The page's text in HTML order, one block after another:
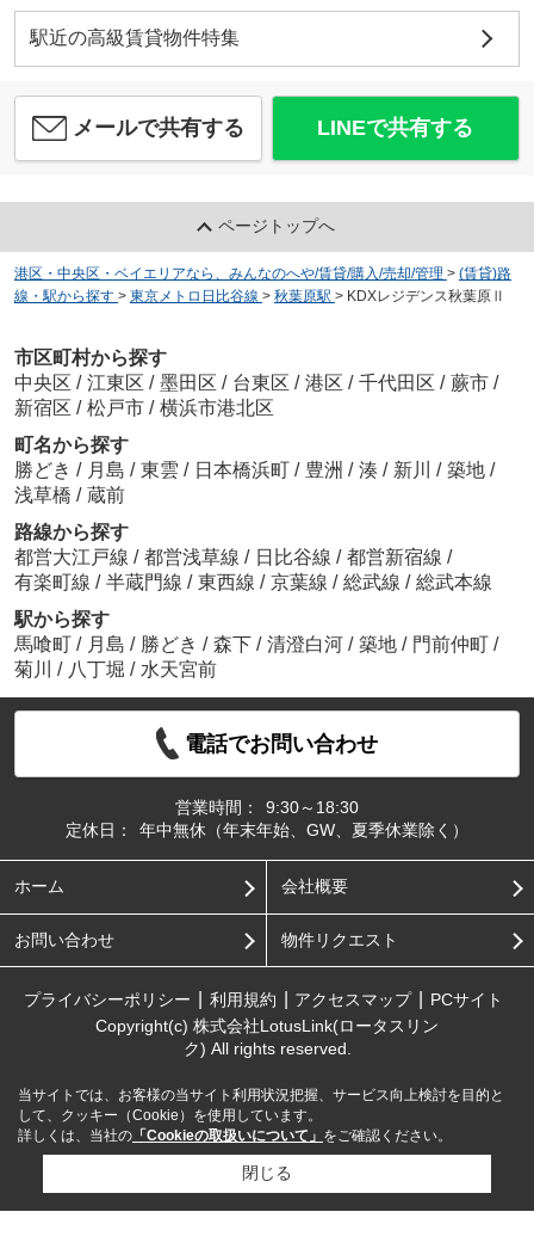
駅近の高級賃貸物件特集
メールで共有する LINEで共有する
ページトップへ
港区・中央区・ベイエリアなら、みんなのへや/賃貸/購入/売却/管理 > (賃貸)路
線・駅から探す > 東京メトロ日比谷線 > 秋葉原駅 > KDXレジデンス秋葉原Ⅱ
市区町村から探す
中央区 / 江東区 / 墨田区 / 台東区 / 港区 / 千代田区 / 蕨市 /
新宿区 / 松戸市 / 横浜市港北区
町名から探す
勝どき / 月島 / 東雲 / 日本橋浜町 / 豊洲 / 湊 / 新川 / 築地 /
浅草橋 / 蔵前
路線から探す
都営大江戸線 / 都営浅草線 / 日比谷線 / 都営新宿線 /
有楽町線 / 半蔵門線 / 東西線 / 京葉線 / 総武線 / 総武本線
駅から探す
馬喰町 / 月島 / 勝どき / 森下 / 清澄白河 / 築地 / 門前仲町 /
菊川
/ 八丁堀 / 水天宮前
電話でお問い合わせ
営業時間：
9:30～18:30
定休日：
年中無休（年末年始、GW、夏季休業除く）
ホーム 会社概要
お問い合わせ 物件リクエスト
プライバシーポリシー 利用規約 アクセスマップ
PCサイト
Copyright(c) 株式会社LotusLink(ロータスリン
ク) All rights reserved.
当サイトでは、お客様の当サイト利用状況把握、サービス向上検討を目的と
して、クッキー（Cookie）を使用しています。
詳しくは、当社の 「Cookieの取扱いについて」 をご確認ください。
閉じる